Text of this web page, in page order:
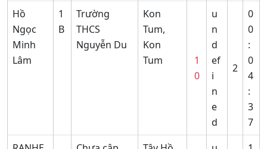
Hồ
Ngọc
Minh
Lâm
1
B
Trường
THCS
Nguyễn Du
Kon
Tum,
Kon
Tum
1
0
u
n
d
ef
i
n
e
d
2
0
0
:
0
4
:
3
7